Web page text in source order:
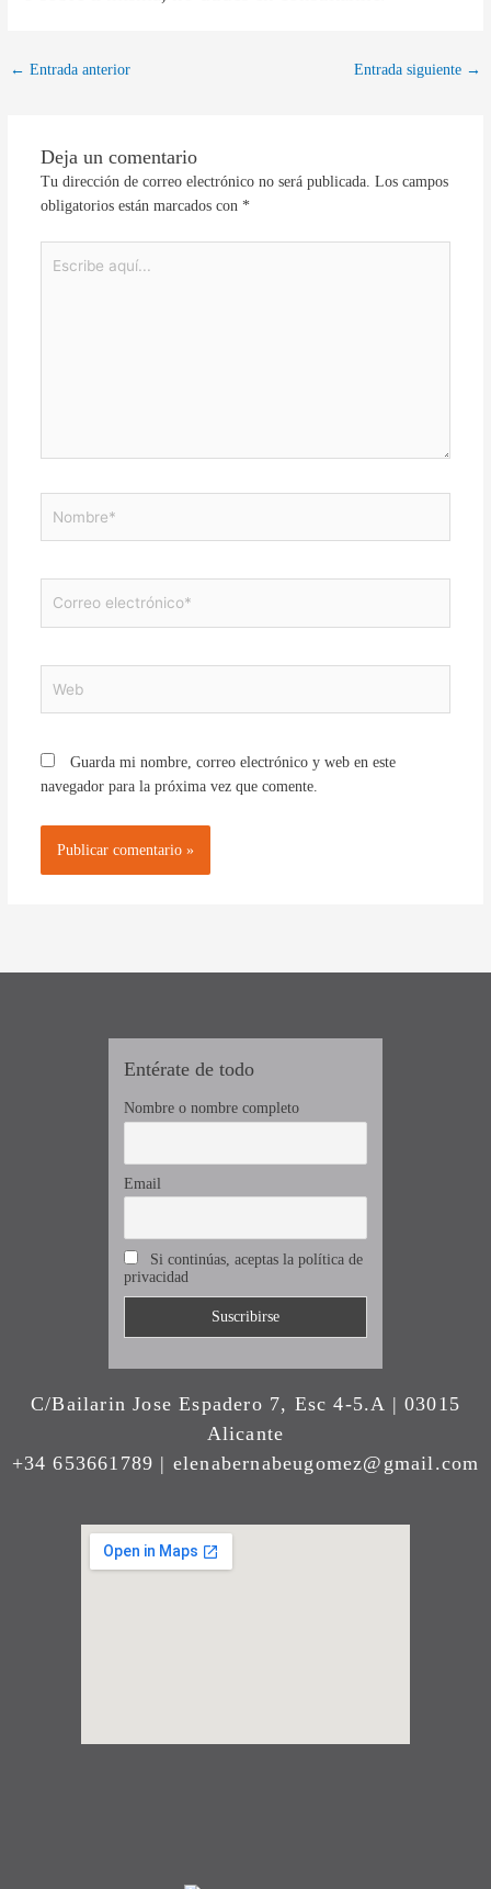
← Entrada anterior Entrada siguiente →
Deja un comentario
Tu dirección de correo electrónico no será publicada. Los campos
obligatorios están marcados con *
aquí...
electrónico*
Guarda mi nombre, correo electrónico y web en este
navegador para la próxima vez que comente.
Entérate de todo
Nombre o nombre completo
Email
Si continúas, aceptas la política de
privacidad
C/Bailarin Jose Espadero 7, Esc 4-5.A | 03015
Alicante
+34 653661789 | elenabernabeugomez@gmail.com